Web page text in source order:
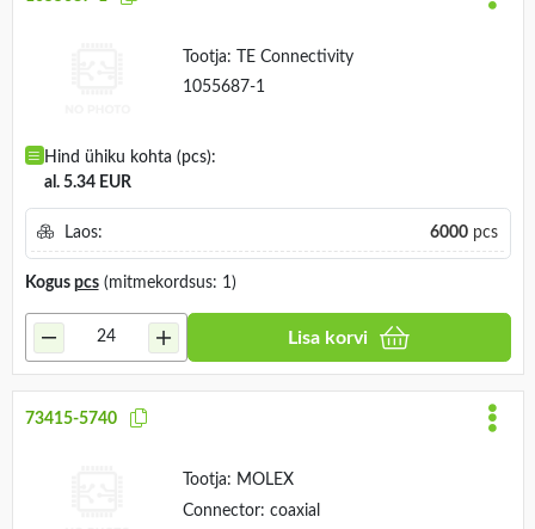
Tootja:
TE Connectivity
1055687-1
Hind ühiku kohta (pcs):
al. 5.34 EUR
Laos: 6000pcs
Kogus pcs(mitmekordsus: 1)
Lisa korvi
73415-5740
Tootja: MOLEX
Connector: coaxial